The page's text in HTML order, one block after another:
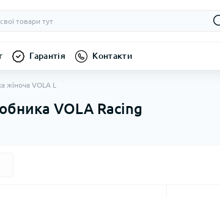
Гарантія Контакти
жіноча VOLA L
VOLA Racing